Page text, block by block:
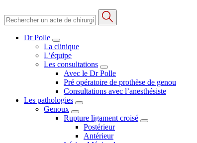
Dr Polle
La clinique
L’équipe
Les consultations
Avec le Dr Polle
Pré opératoire de prothèse de genou
Consultations avec l’anesthésiste
Les pathologies
Genoux
Rupture ligament croisé
Postérieur
Antérieur